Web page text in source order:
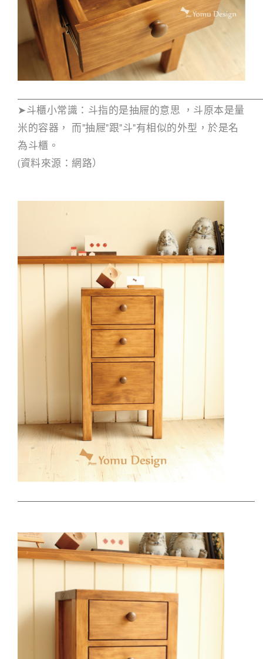
➤斗櫃小常識：斗指的是抽屜的意思 ，斗原本是量
米的容器， 而"抽屜"跟"斗"有相似的外型，於是名
為斗櫃。
(資料來源：網路）